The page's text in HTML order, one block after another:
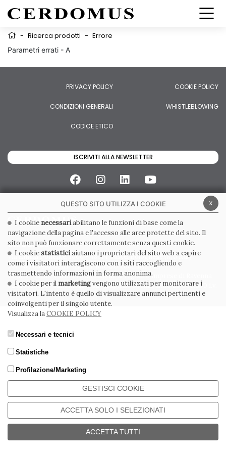
- Ricerca prodotti - Errore
Parametri errati - A
CERDOMUS S.R.L.
Via Emilia Ponente, 1000 - 48014 Castel Bolognese (RA) Italy
Tel. +39.0546.652111 - Email: info@cerdomus.com
Codice Fiscale e numero iscrizione al registro imprese di Ravenna
02620780391 - REA RA 217992 - Capitale Sociale Euro 20.000.000 i.v.
PRIVACY POLICY COOKIE POLICY
CONDIZIONI GENERALI WHISTLEBLOWING
CODICE ETICO
ISCRIVITI ALLA NEWSLETTER
x
QUESTO SITO UTILIZZA I COOKIE
I cookie necessariabilitano le funzioni di base come la
navigazione della pagina e l'accesso alle aree protette del sito. Il
sito non può funzionare correttamente senza questi cookie.
I cookiestatisticiaiutano i proprietari del sito web a capire
come i visitatori interagiscono con i siti raccogliendo e
trasmettendo informazioni in forma anonima.
I cookie per il marketingvengono utilizzati per monitorare i
visitatori. L'intento è quello di visualizzare annunci pertinenti e
coinvolgenti per il singolo utente.
Visualizza laCOOKIE POLICY
Necessari e tecnici
Statistiche
Profilazione/Marketing
GESTISCI COOKIE
ACCETTA SOLO I SELEZIONATI
ACCETTA TUTTI